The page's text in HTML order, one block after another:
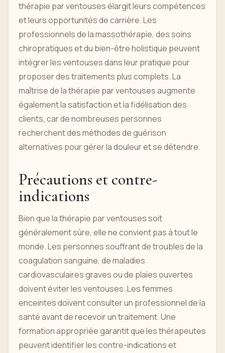
thérapie par ventouses élargit leurs compétences
et leurs opportunités de carrière. Les
professionnels de la massothérapie, des soins
chiropratiques et du bien-être holistique peuvent
intégrer les ventouses dans leur pratique pour
proposer des traitements plus complets. La
maîtrise de la thérapie par ventouses augmente
également la satisfaction et la fidélisation des
clients, car de nombreuses personnes
recherchent des méthodes de guérison
alternatives pour gérer la douleur et se détendre.
Précautions et contre-
indications
Bien que la thérapie par ventouses soit
généralement sûre, elle ne convient pas à tout le
monde. Les personnes souffrant de troubles de la
coagulation sanguine, de maladies
cardiovasculaires graves ou de plaies ouvertes
doivent éviter les ventouses. Les femmes
enceintes doivent consulter un professionnel de la
santé avant de recevoir un traitement. Une
formation appropriée garantit que les thérapeutes
peuvent identifier les contre-indications et